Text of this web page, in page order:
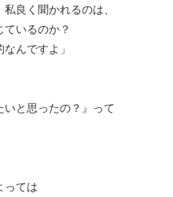
良く聞かれるのは、
ているのか？
んですよ」
いと思ったの？』って
っては